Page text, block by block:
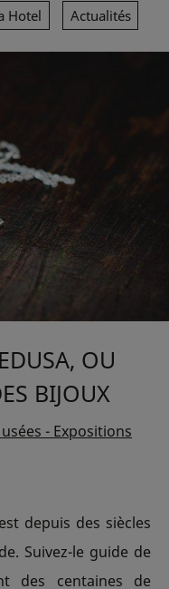
Hotel Actualités
OU
BIJOUX
- Expositions
depuis des siècles
Suivez-le guide de
des centaines de